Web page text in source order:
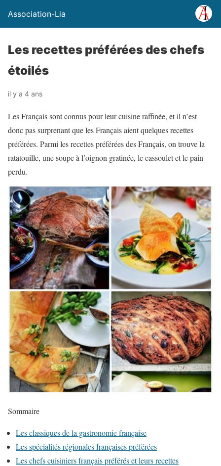
Association-Lia
Les recettes préférées des chefs
étoilés
il y a 4 ans
Les Français sont connus pour leur cuisine raffinée, et il n’est
donc pas surprenant que les Français aient quelques recettes
préférées. Parmi les recettes préférées des Français, on trouve la
ratatouille, une soupe à l’oignon gratinée, le cassoulet et le pain
perdu.
Sommaire
Les classiques de la gastronomie française
Les spécialités régionales françaises préférées
Les chefs cuisiniers français préférés et leurs recettes